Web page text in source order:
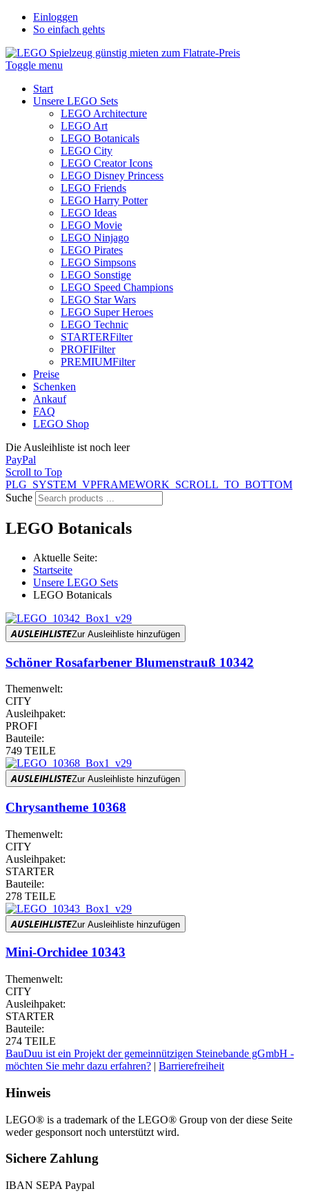
Einloggen
So einfach gehts
Toggle menu
Start
Unsere LEGO Sets
LEGO Architecture
LEGO Art
LEGO Botanicals
LEGO City
LEGO Creator Icons
LEGO Disney Princess
LEGO Friends
LEGO Harry Potter
LEGO Ideas
LEGO Movie
LEGO Ninjago
LEGO Pirates
LEGO Simpsons
LEGO Sonstige
LEGO Speed Champions
LEGO Star Wars
LEGO Super Heroes
LEGO Technic
STARTERFilter
PROFIFilter
PREMIUMFilter
Preise
Schenken
Ankauf
FAQ
LEGO Shop
Die Ausleihliste ist noch leer
PayPal
Scroll to Top
PLG_SYSTEM_VPFRAMEWORK_SCROLL_TO_BOTTOM
Suche
LEGO Botanicals
Aktuelle Seite:
Startseite
Unsere LEGO Sets
LEGO Botanicals
AUSLEIHLISTEZur Ausleihliste hinzufügen
Schöner Rosafarbener Blumenstrauß 10342
Themenwelt:
CITY
Ausleihpaket:
PROFI
Bauteile:
749 TEILE
AUSLEIHLISTEZur Ausleihliste hinzufügen
Chrysantheme 10368
Themenwelt:
CITY
Ausleihpaket:
STARTER
Bauteile:
278 TEILE
AUSLEIHLISTEZur Ausleihliste hinzufügen
Mini-Orchidee 10343
Themenwelt:
CITY
Ausleihpaket:
STARTER
Bauteile:
274 TEILE
BauDuu ist ein Projekt der gemeinnützigen Steinebande gGmbH -
möchten Sie mehr dazu erfahren? | Barrierefreiheit
Hinweis
LEGO® is a trademark of the LEGO® Group von der diese Seite
weder gesponsort noch unterstützt wird.
Sichere Zahlung
IBAN SEPA Paypal